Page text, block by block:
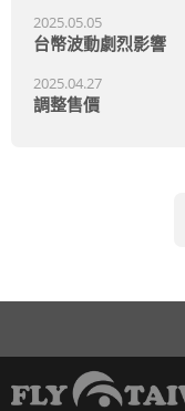
2025.05.05
台幣波動劇烈影響
2025.04.27
調整售價